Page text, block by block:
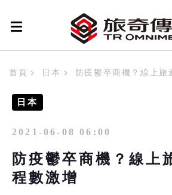
首頁 日本 防疫鬱卒商機？線上旅
日本
2021-06-08 06:00
防疫鬱卒商機？線上
程數激增